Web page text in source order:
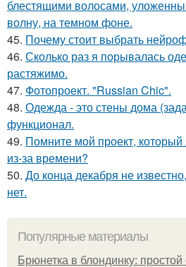
блестящими волосами,
волну, на темном фоне.
45. Почему стоит выбрать
46. Сколько раз я порывалась
растяжимо.
47. Фотопроект. "Russian Chic".
48. Одежда - это стены дома
функционал.
49. Помните мой проект, который
из-за времени?
50. До конца декабря не
нет.
Популярные материалы
Брюнетка в блондинку: